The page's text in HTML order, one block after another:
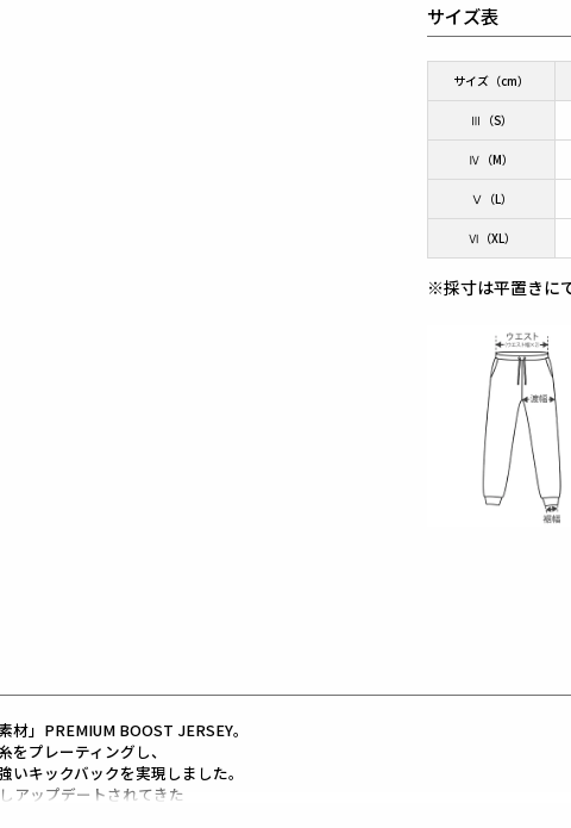
サイズ表
サイズ（cm）
Ⅲ（S）
Ⅳ（M）
Ⅴ（L）
Ⅵ（XL）
※採寸は平置きに
」PREMIUM BOOST JERSEY。
プレーティングし、
キックバックを実現しました。
アップデートされてきた
なるコレクション。